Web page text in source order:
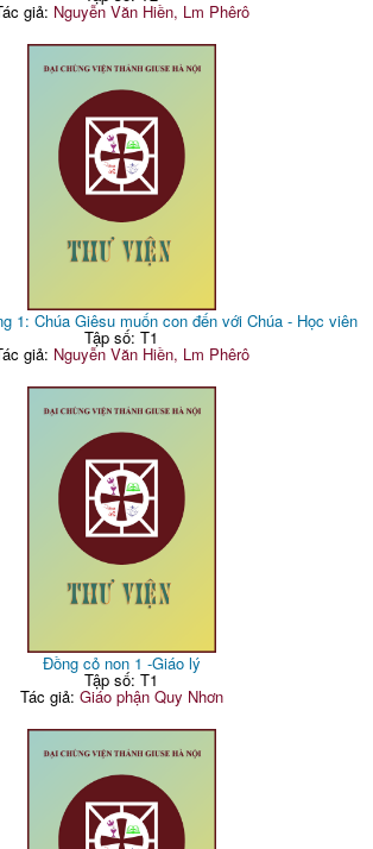
giả: Nguyễn Văn Hiền, Lm Phêrô
1: Chúa Giêsu muốn con đến với Chúa - Học viên
Tập số: T1
giả: Nguyễn Văn Hiền, Lm Phêrô
Đồng cỏ non 1 -Giáo lý
Tập số: T1
Tác giả: Giáo phận Quy Nhơn